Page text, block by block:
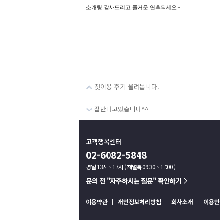
소개팅 감사드리고 즐거운 연휴되세요~
첫이용 후기 올려봅니다.
잘만나고있습니다^^
고객행복센터
02-6082-5848
평일 13시 ~ 17시 ( 채널톡 09:30 ~ 17:00 )
문의 전 "자주하시는 질문" 확인하기
이용약관 개인정보처리방침 회사소개 이용